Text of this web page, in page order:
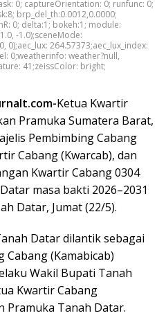
0; captureOrientation: 0; runfunc: 0;
brp_del_th:0.0012,0.0000;
0; delta:1; bokeh:1; module:
-1.0);sceneMode:
0);aec_lux: 264.57373;aec_lux_index:
0;weatherinfo: weather?null,
41;zeissColor: bright;
Ketua Kwartir
Pramuka Sumatera Barat,
Pembimbing Cabang
Cabang (Kwarcab), dan
Kwartir Cabang 0304
masa bakti 2026–2031
Datar, Jumat (22/5).
Datar dilantik sebagai
Cabang (Kamabicab)
Wakil Bupati Tanah
Kwartir Cabang
Pramuka Tanah Datar.